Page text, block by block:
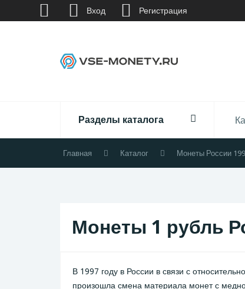
Разделы каталога
Главная Каталог Монеты России
Монеты 1 рубль
В 1997 году в России в связи с
произошла смена материала монет с
Вход Регистрация